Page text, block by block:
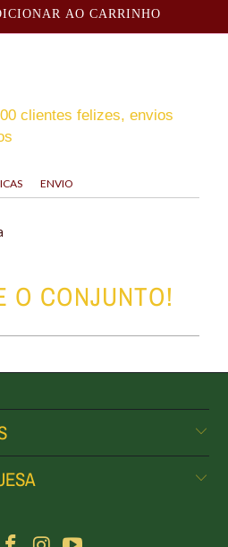
AO CARRINHO
clientes felizes, envios
ENVIO
O CONJUNTO!